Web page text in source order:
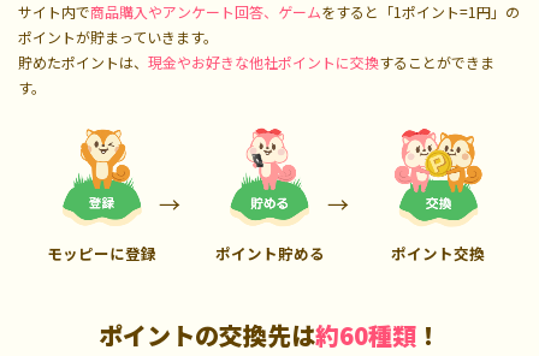
サイト内で商品購入やアンケート回答、ゲームをすると「1ポイント=1円」の
ポイントが貯まっていきます。
貯めたポイントは、 現金やお好きな他社ポイントに交換することができま
す。
モッピーに登録 ポイント貯める ポイント交換
ポイントの交換先は約60種類 ！